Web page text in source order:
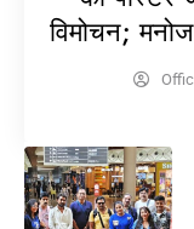
विमोचन;